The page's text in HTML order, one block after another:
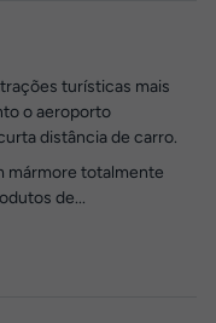
turísticas mais
o aeroporto
distância de carro.
mármore totalmente
de...